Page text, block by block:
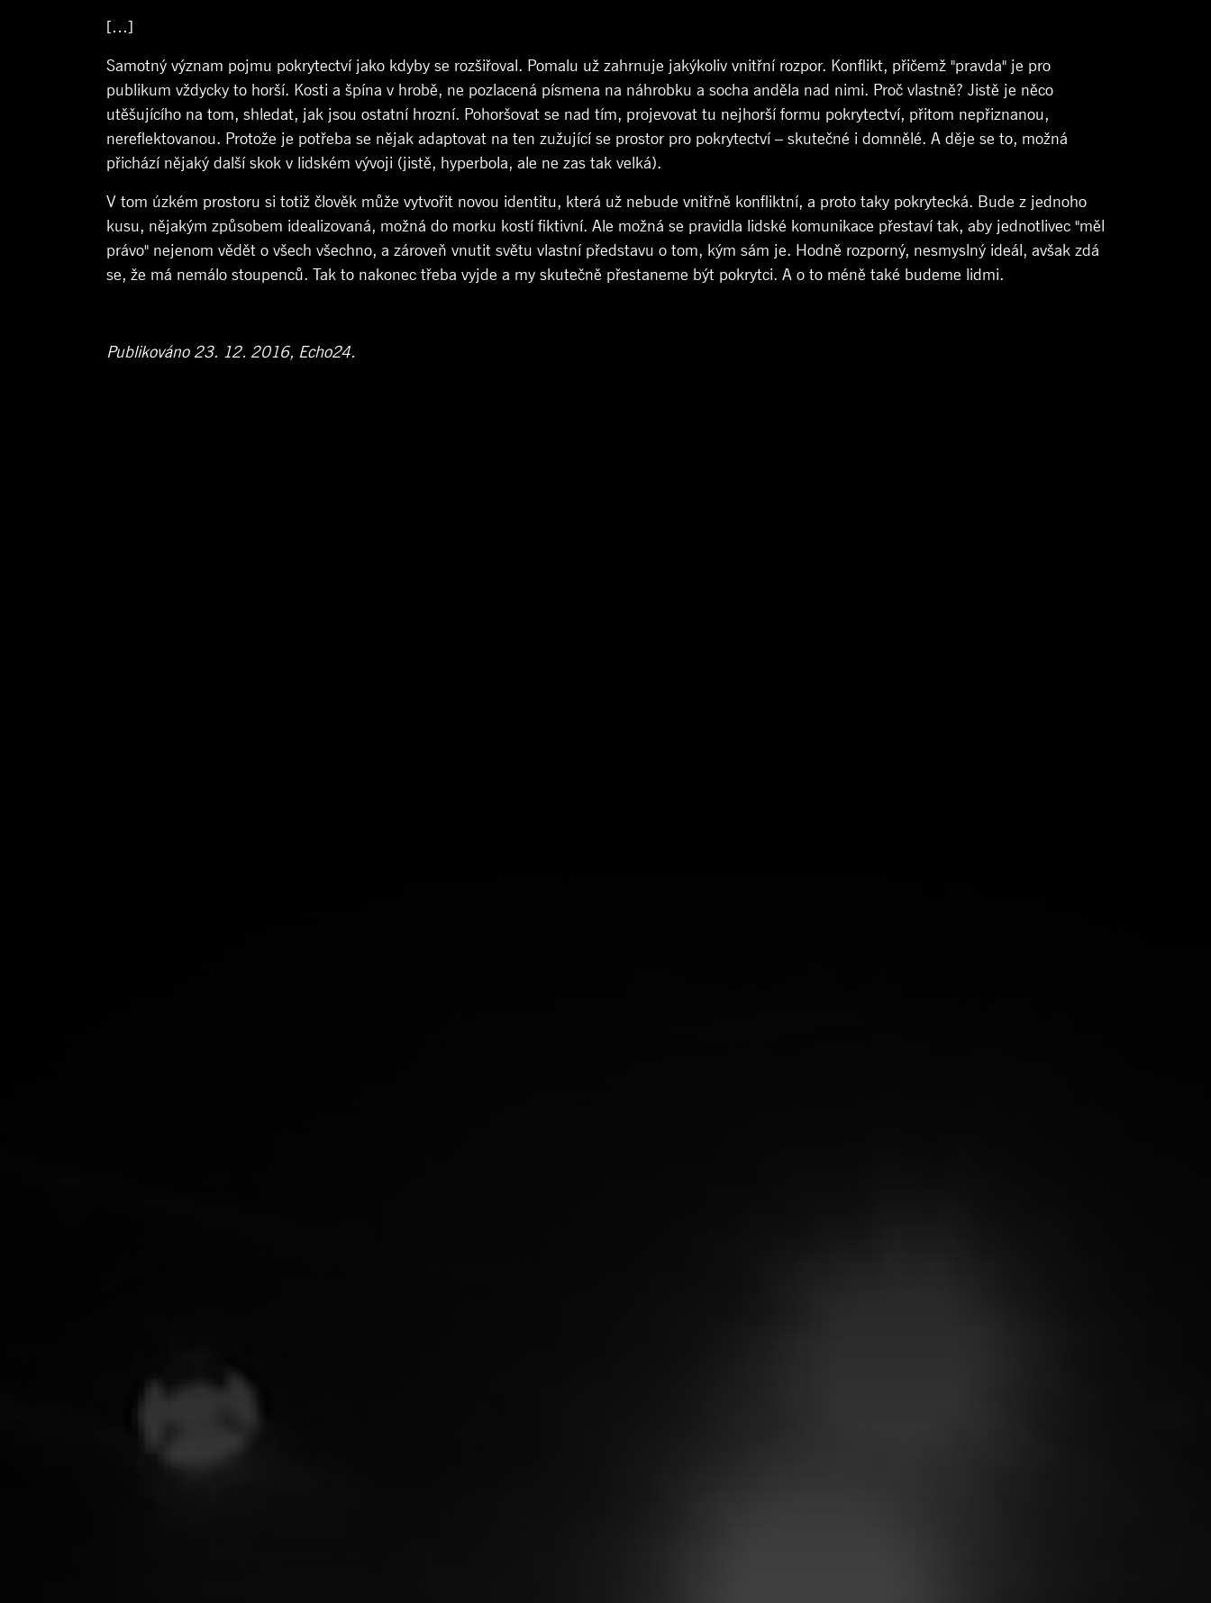
[…]
Samotný význam pojmu pokrytectví jako kdyby se rozšiřoval. Pomalu už zahrnuje jakýkoliv vnitřní rozpor. Konflikt, přičemž "pravda" je pro
publikum vždycky to horší. Kosti a špína v hrobě, ne pozlacená písmena na náhrobku a socha anděla nad nimi. Proč vlastně? Jistě je něco
utěšujícího na tom, shledat, jak jsou ostatní hrozní. Pohoršovat se nad tím, projevovat tu nejhorší formu pokrytectví, přitom nepřiznanou,
nereflektovanou. Protože je potřeba se nějak adaptovat na ten zužující se prostor pro pokrytectví – skutečné i domnělé. A děje se to, možná
přichází nějaký další skok v lidském vývoji (jistě, hyperbola, ale ne zas tak velká).
V tom úzkém prostoru si totiž člověk může vytvořit novou identitu, která už nebude vnitřně konfliktní, a proto taky pokrytecká. Bude z jednoho
kusu, nějakým způsobem idealizovaná, možná do morku kostí fiktivní. Ale možná se pravidla lidské komunikace přestaví tak, aby jednotlivec "měl
právo" nejenom vědět o všech všechno, a zároveň vnutit světu vlastní představu o tom, kým sám je. Hodně rozporný, nesmyslný ideál, avšak zdá
se, že má nemálo stoupenců. Tak to nakonec třeba vyjde a my skutečně přestaneme být pokrytci. A o to méně také budeme lidmi.
Publikováno 23. 12. 2016, Echo24.